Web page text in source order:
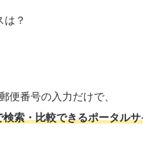
？
便番号の入力だけで、
索・比較できるポータル